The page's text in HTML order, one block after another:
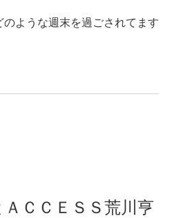
ような週末を過ごされてます
ＣＣＥＳＳ荒川亨